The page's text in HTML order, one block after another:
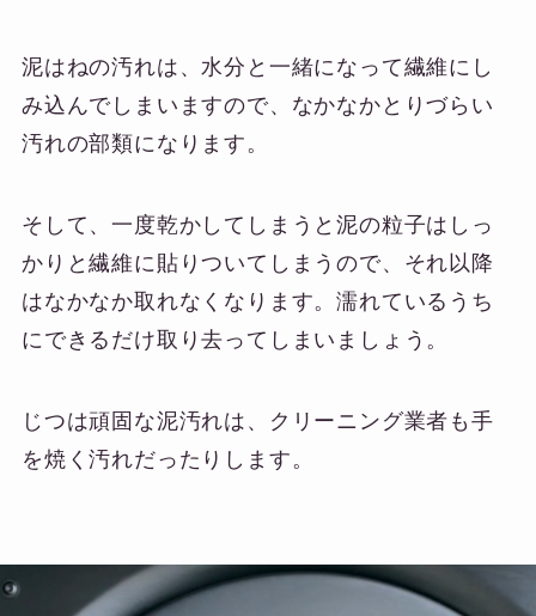
泥はねの汚れは、水分と一緒になって繊維にし
み込んでしまいますので、なかなかとりづらい
汚れの部類になります。
そして、一度乾かしてしまうと泥の粒子はしっ
かりと繊維に貼りついてしまうので、それ以降
はなかなか取れなくなります。濡れているうち
にできるだけ取り去ってしまいましょう。
じつは頑固な泥汚れは、クリーニング業者も手
を焼く汚れだったりします。